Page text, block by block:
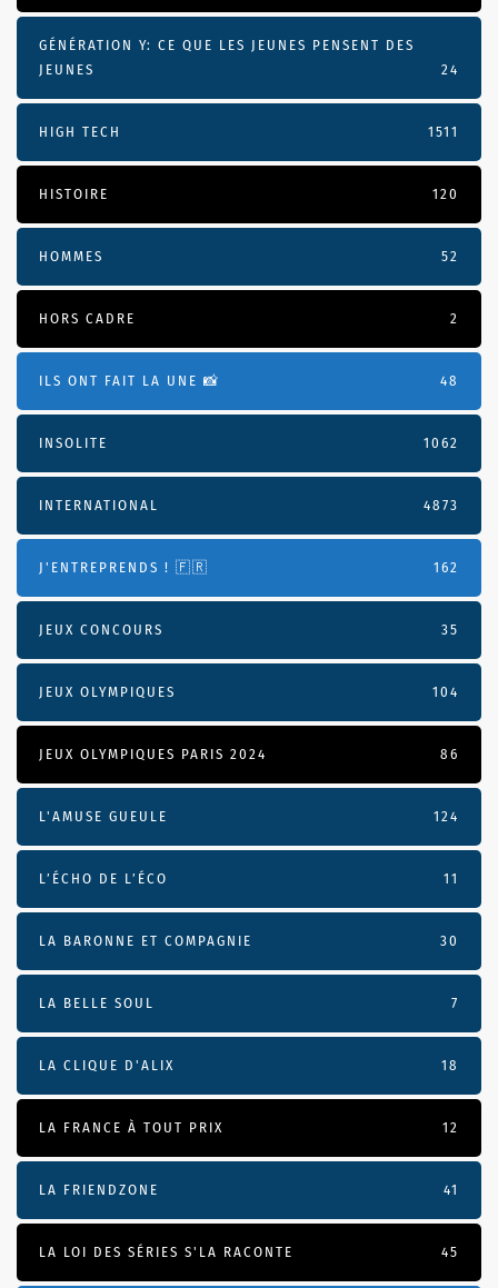
GÉNÉRATION Y: CE QUE LES JEUNES PENSENT DES
JEUNES
24
HIGH TECH 1511
HISTOIRE 120
HOMMES 52
HORS CADRE 2
ILS ONT FAIT LA UNE 📸 48
INSOLITE 1062
INTERNATIONAL 4873
J'ENTREPRENDS ! 🇫🇷 162
JEUX CONCOURS 35
JEUX OLYMPIQUES 104
JEUX OLYMPIQUES PARIS 2024 86
L'AMUSE GUEULE 124
L’ÉCHO DE L’ÉCO 11
LA BARONNE ET COMPAGNIE 30
LA BELLE SOUL 7
LA CLIQUE D'ALIX 18
LA FRANCE À TOUT PRIX 12
LA FRIENDZONE 41
LA LOI DES SÉRIES S'LA RACONTE 45